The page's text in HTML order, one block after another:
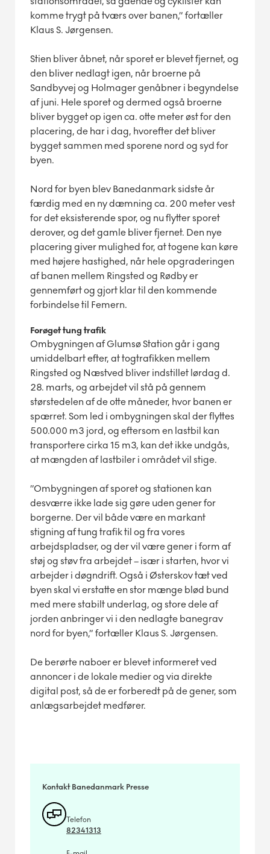
komme trygt på tværs over banen,” fortæller
Klaus S. Jørgensen.
Stien bliver åbnet, når sporet er blevet fjernet, og
den bliver nedlagt igen, når broerne på
Sandbyvej og Holmager genåbner i begyndelse
af juni. Hele sporet og dermed også broerne
bliver bygget op igen ca. otte meter øst for den
placering, de har i dag, hvorefter det bliver
bygget sammen med sporene nord og syd for
byen.
Nord for byen blev Banedanmark sidste år
færdig med en ny dæmning ca. 200 meter vest
for det eksisterende spor, og nu flytter sporet
derover, og det gamle bliver fjernet. Den nye
placering giver mulighed for, at togene kan køre
med højere hastighed, når hele opgraderingen
af banen mellem Ringsted og Rødby er
gennemført og gjort klar til den kommende
forbindelse til Femern.
Forøget tung trafik
Ombygningen af Glumsø Station går i gang
umiddelbart efter, at togtrafikken mellem
Ringsted og Næstved bliver indstillet lørdag d.
28. marts, og arbejdet vil stå på gennem
størstedelen af de otte måneder, hvor banen er
spærret. Som led i ombygningen skal der flyttes
500.000 m3 jord, og eftersom en lastbil kan
transportere cirka 15 m3, kan det ikke undgås,
at mængden af lastbiler i området vil stige.
”Ombygningen af sporet og stationen kan
desværre ikke lade sig gøre uden gener for
borgerne. Der vil både være en markant
stigning af tung trafik til og fra vores
arbejdspladser, og der vil være gener i form af
støj og støv fra arbejdet – især i starten, hvor vi
arbejder i døgndrift. Også i Østerskov tæt ved
byen skal vi erstatte en stor mænge blød bund
med mere stabilt underlag, og store dele af
jorden anbringer vi i den nedlagte banegrav
nord for byen,” fortæller Klaus S. Jørgensen.
De berørte naboer er blevet informeret ved
annoncer i de lokale medier og via direkte
digital post, så de er forberedt på de gener, som
anlægsarbejdet medfører.
Kontakt Banedanmark Presse
Telefon
82341313